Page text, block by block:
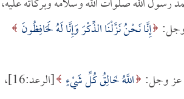
وجل: إِنَّا نَحْنُ نَزَّلْنَا الذِّكْرَ وَإِنَّا لَهُ لَحَافِظُونَ
عز وجل: اللَّهُ خَالِقُ كُلِّ شَيْءٍ
[الرعد:16]،